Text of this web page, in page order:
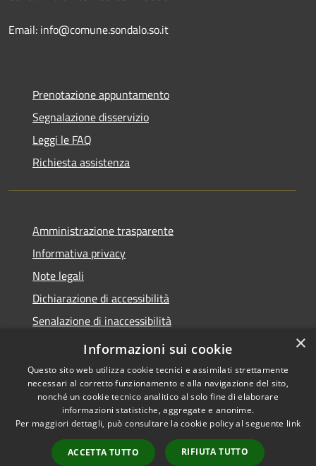
Email: info@comune.sondalo.so.it
Prenotazione appuntamento
Segnalazione disservizio
Leggi le FAQ
Richiesta assistenza
Amministrazione trasparente
Informativa privacy
Note legali
Dichiarazione di accessibilità
Senalazione di inaccessibilità
Whistleblowing segnalazione illeciti
Accessibilità
Copyright © 2026 • Comune di
Sondalo • Powered by
Municipium•
Accesso
×
Informazioni sui cookie
Questo sito web utilizza cookie tecnici e assimilati strettamente
necessari al corretto funzionamento e alla navigazione del sito,
nonché un cookie tecnico analitico al solo fine di elaborare
informazioni statistiche, aggregate e anonime.
Per maggiori dettagli, può consultare la cookie policy al seguente link
ACCETTA TUTTO RIFIUTA TUTTO